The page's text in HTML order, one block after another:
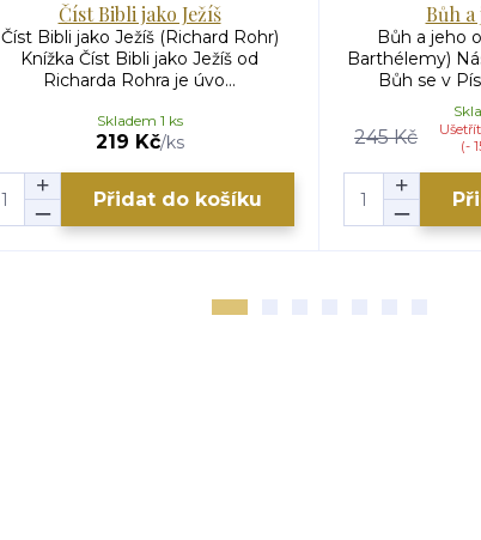
Číst Bibli jako Ježíš
Číst Bibli jako Ježíš (Richard Rohr)
Knížka Číst Bibli jako Ježíš od
Richarda Rohra je úvo...
219 Kč/ks
Skladem 1 ks
Přidat do košíku
Bůh
Bůh a jeho
Barthélemy)
Bůh se v
245 Kč
(-